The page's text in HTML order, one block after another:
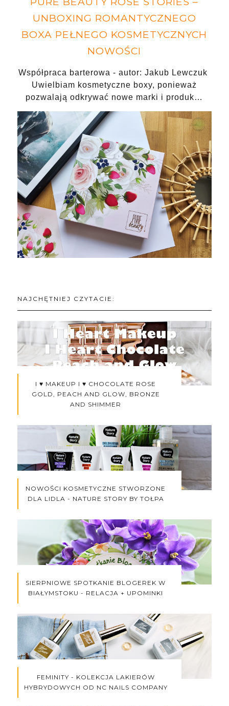
UNBOXING ROMANTYCZNEGO
BOXA PEŁNEGO KOSMETYCZNYCH
NOWOŚCI
Współpraca barterowa - autor: Jakub Lewczuk
Uwielbiam kosmetyczne boxy, ponieważ
pozwalają odkrywać nowe marki i produk…
NAJCHĘTNIEJ CZYTACIE:
I ♥ MAKEUP I ♥ CHOCOLATE ROSE
GOLD, PEACH AND GLOW, BRONZE
AND SHIMMER
NOWOŚCI KOSMETYCZNE STWORZONE
DLA LIDLA - NATURE STORY BY TOŁPA
SIERPNIOWE SPOTKANIE BLOGEREK W
BIAŁYMSTOKU - RELACJA + UPOMINKI
FEMINITY - KOLEKCJA LAKIERÓW
HYBRYDOWYCH OD NC NAILS COMPANY